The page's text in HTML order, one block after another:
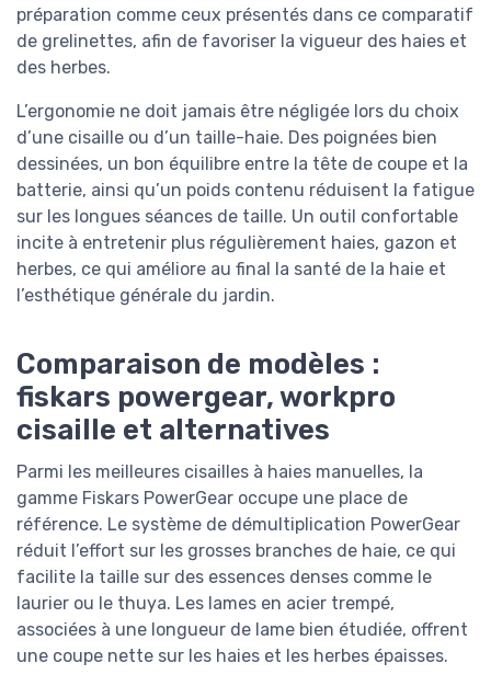
préparation comme ceux présentés dans ce comparatif
de grelinettes, afin de favoriser la vigueur des haies et
des herbes.
L’ergonomie ne doit jamais être négligée lors du choix
d’une cisaille ou d’un taille-haie. Des poignées bien
dessinées, un bon équilibre entre la tête de coupe et la
batterie, ainsi qu’un poids contenu réduisent la fatigue
sur les longues séances de taille. Un outil confortable
incite à entretenir plus régulièrement haies, gazon et
herbes, ce qui améliore au final la santé de la haie et
l’esthétique générale du jardin.
Comparaison de modèles :
fiskars powergear, workpro
cisaille et alternatives
Parmi les meilleures cisailles à haies manuelles, la
gamme Fiskars PowerGear occupe une place de
référence. Le système de démultiplication PowerGear
réduit l’effort sur les grosses branches de haie, ce qui
facilite la taille sur des essences denses comme le
laurier ou le thuya. Les lames en acier trempé,
associées à une longueur de lame bien étudiée, offrent
une coupe nette sur les haies et les herbes épaisses.